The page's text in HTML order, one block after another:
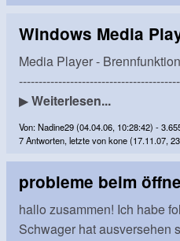
Windows Media
Media Player -
▶Weiterlesen...
Von: Nadine29 (04.04.06, 10:28:42) -
7 Antworten, letzte von kone (17.11.07,
probleme beim
hallo zusammen! Ich habe
Schwager hat ausversehen